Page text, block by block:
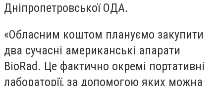
Дніпропетровської ОДА.
«Обласним коштом плануємо закупити
два сучасні американські апарати
BioRad. Це фактично окремі портативні
лабораторії, за допомогою яких можна